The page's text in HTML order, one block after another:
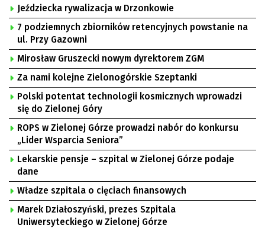
Jeździecka rywalizacja w Drzonkowie
7 podziemnych zbiorników retencyjnych powstanie na
ul. Przy Gazowni
Mirosław Gruszecki nowym dyrektorem ZGM
Za nami kolejne Zielonogórskie Szeptanki
Polski potentat technologii kosmicznych wprowadzi
się do Zielonej Góry
ROPS w Zielonej Górze prowadzi nabór do konkursu
„Lider Wsparcia Seniora”
Lekarskie pensje – szpital w Zielonej Górze podaje
dane
Władze szpitala o cięciach finansowych
Marek Działoszyński, prezes Szpitala
Uniwersyteckiego w Zielonej Górze